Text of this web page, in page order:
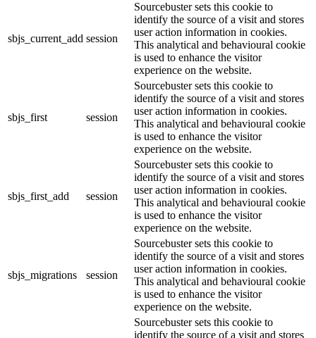
sbjs_current_add session
Sourcebuster sets this cookie to
identify the source of a visit and stores
user action information in cookies.
This analytical and behavioural cookie
is used to enhance the visitor
experience on the website.
sbjs_first session
Sourcebuster sets this cookie to
identify the source of a visit and stores
user action information in cookies.
This analytical and behavioural cookie
is used to enhance the visitor
experience on the website.
sbjs_first_add session
Sourcebuster sets this cookie to
identify the source of a visit and stores
user action information in cookies.
This analytical and behavioural cookie
is used to enhance the visitor
experience on the website.
sbjs_migrations session
Sourcebuster sets this cookie to
identify the source of a visit and stores
user action information in cookies.
This analytical and behavioural cookie
is used to enhance the visitor
experience on the website.
Sourcebuster sets this cookie to
identify the source of a visit and stores